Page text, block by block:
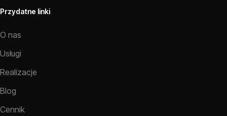
Przydatne linki
O nas
Usługi
Realizacje
Blog
Cennik